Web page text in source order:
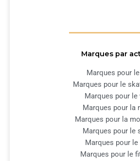
Marques par
Marques pour
Marques pour le
Marques pour le
Marques pour la
Marques pour la
Marques pour le
Marques pour le
Marques pour le